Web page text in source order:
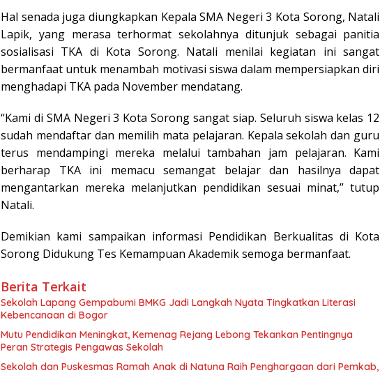
Hal senada juga diungkapkan Kepala SMA Negeri 3 Kota Sorong, Natali
Lapik, yang merasa terhormat sekolahnya ditunjuk sebagai panitia
sosialisasi TKA di Kota Sorong. Natali menilai kegiatan ini sangat
bermanfaat untuk menambah motivasi siswa dalam mempersiapkan diri
menghadapi TKA pada November mendatang.
“Kami di SMA Negeri 3 Kota Sorong sangat siap. Seluruh siswa kelas 12
sudah mendaftar dan memilih mata pelajaran. Kepala sekolah dan guru
terus mendampingi mereka melalui tambahan jam pelajaran. Kami
berharap TKA ini memacu semangat belajar dan hasilnya dapat
mengantarkan mereka melanjutkan pendidikan sesuai minat,” tutup
Natali.
Demikian kami sampaikan informasi Pendidikan Berkualitas di Kota
Sorong Didukung Tes Kemampuan Akademik semoga bermanfaat.
Berita Terkait
Sekolah Lapang Gempabumi BMKG Jadi Langkah Nyata Tingkatkan Literasi
Kebencanaan di Bogor
Mutu Pendidikan Meningkat, Kemenag Rejang Lebong Tekankan Pentingnya
Peran Strategis Pengawas Sekolah
Sekolah dan Puskesmas Ramah Anak di Natuna Raih Penghargaan dari Pemkab,